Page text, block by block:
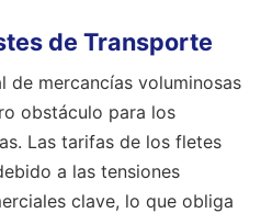
de Transporte
de mercancías voluminosas
obstáculo para los
Las tarifas de los fletes
a las tensiones
clave, lo que obliga